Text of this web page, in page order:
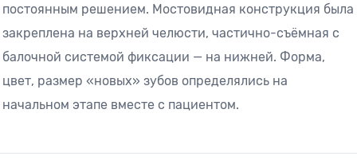
постоянным решением. Мостовидная конструкция была
закреплена на верхней челюсти, частично-съёмная с
балочной системой фиксации — на нижней. Форма,
цвет, размер «новых» зубов определялись на
начальном этапе вместе с пациентом.